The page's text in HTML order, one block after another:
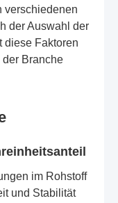
verschiedenen
der Auswahl der
diese Faktoren
Branche
im Rohstoff
und Stabilität